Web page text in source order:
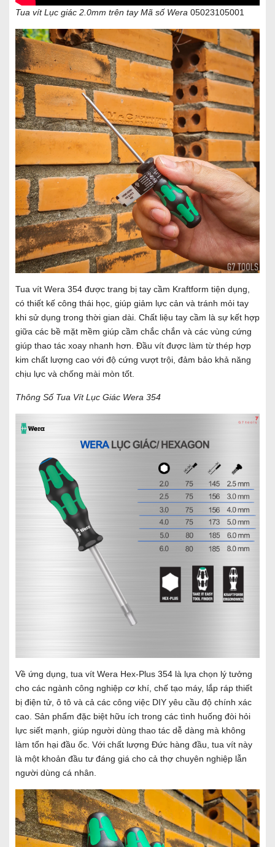
Tua vít Lục giác 2.0mm trên tay Mã số Wera 05023105001
Tua vít Wera 354 được trang bị tay cầm Kraftform tiện dụng,
có thiết kế công thái học, giúp giảm lực cản và tránh mỏi tay
khi sử dụng trong thời gian dài. Chất liệu tay cầm là sự kết hợp
giữa các bề mặt mềm giúp cầm chắc chắn và các vùng cứng
giúp thao tác xoay nhanh hơn. Đầu vít được làm từ thép hợp
kim chất lượng cao với độ cứng vượt trội, đảm bảo khả năng
chịu lực và chống mài mòn tốt.
Thông Số Tua Vít Lục Giác Wera 354
Về ứng dụng, tua vít Wera Hex-Plus 354 là lựa chọn lý tưởng
cho các ngành công nghiệp cơ khí, chế tạo máy, lắp ráp thiết
bị điện tử, ô tô và cả các công việc DIY yêu cầu độ chính xác
cao. Sản phẩm đặc biệt hữu ích trong các tình huống đòi hỏi
lực siết mạnh, giúp người dùng thao tác dễ dàng mà không
làm tổn hại đầu ốc. Với chất lượng Đức hàng đầu, tua vít này
là một khoản đầu tư đáng giá cho cả thợ chuyên nghiệp lẫn
người dùng cá nhân.